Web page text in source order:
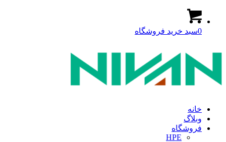
0سبد خرید فروشگاه
خانه
وبلاگ
فروشگاه
HPE